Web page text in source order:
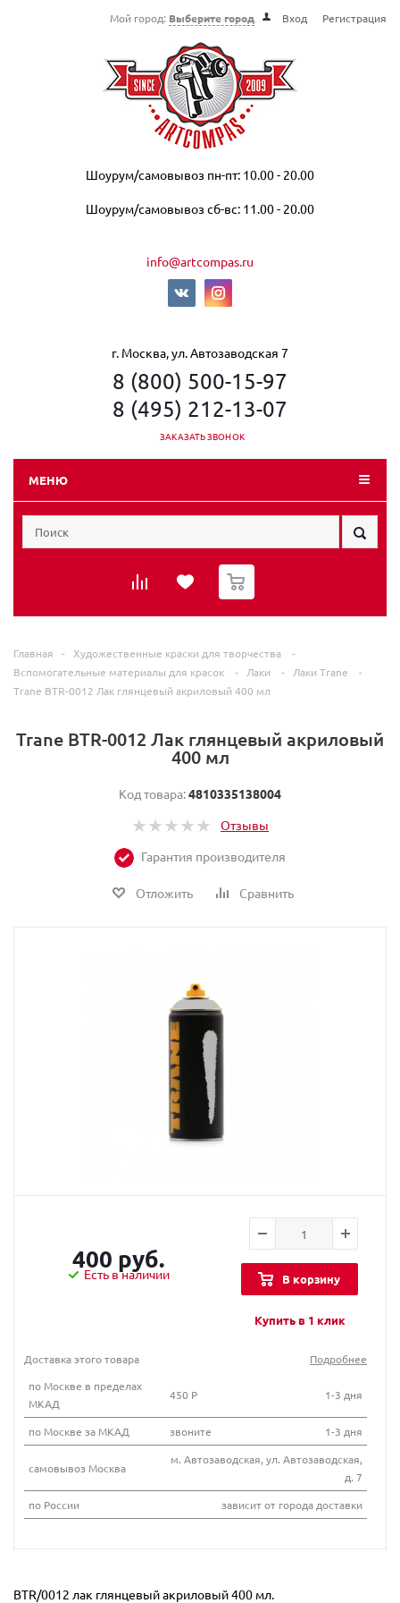
Мой город: Выберите город Вход Регистрация
Шоурум/самовывоз пн-пт: 10.00 - 20.00
Шоурум/самовывоз сб-вс: 11.00 - 20.00
info@artcompas.ru
г. Москва, ул. Автозаводская 7
8 (800) 500-15-97
8 (495) 212-13-07
ЗАКАЗАТЬ ЗВОНОК
МЕНЮ
0
Главная - Художественные краски для творчества
-
Вспомогательные материалы для красок
- Лаки - Лаки Trane
-
Trane BTR-0012 Лак глянцевый акриловый 400 мл
Trane BTR-0012 Лак глянцевый акриловый
400 мл
Код товара:4810335138004
Отзывы
Гарантия производителя
Отложить Сравнить
400 руб.
Есть в наличии В корзину
Купить в 1 клик
Доставка этого товара
Подробнее
по Москве в пределах
МКАД
450 Р 1-3 дня
по Москве за МКАД звоните 1-3 дня
самовывоз Москва
м. Автозаводская, ул. Автозаводская,
д. 7
по России
зависит от города доставки
BTR/0012 лак глянцевый акриловый 400 мл.